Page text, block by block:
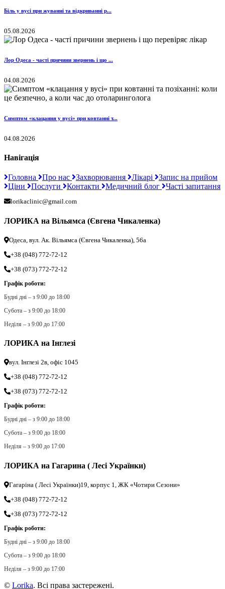
Біль у вусі при жуванні та відкриванні р...
05.08.2026
Лор Одеса - часті причини звернень і що ...
04.08.2026
Симптом «клацання у вусі» при ковтанні т...
04.08.2026
Навігація
Головна Про нас Захворювання Лікарі
Запис на прийом
Ціни
Послуги Контакти Медичний блог Часті запитання
lorikaclinic@gmail.com
ЛОРИКА на Вільямса (Євгена Чикаленка)
Одеса, вул. Ак. Вільямса (Євгена Чикаленка), 56а
+38 (048) 772-72-12
+38 (073) 772-72-12
Графік роботи:
Будні дні – з 9:00 до 18:00
Субота – з 9:00 до 18:00
Неділя – з 9:00 до 17:00
ЛОРИКА на Інглезі
вул. Інглезі 2в, офіс 1045
+38 (048) 772-72-12
+38 (073) 772-72-12
Графік роботи:
Будні дні – з 9:00 до 18:00
Субота – з 9:00 до 18:00
Неділя – з 9:00 до 17:00
ЛОРИКА на Гагарина ( Лесі Українки)
Гагаріна ( Лесі Українки)19, корпус 1, ЖК «Чотири Сезони»
+38 (048) 772-72-12
+38 (073) 772-72-12
Графік роботи:
Будні дні – з 9:00 до 18:00
Субота – з 9:00 до 18:00
Неділя – з 9:00 до 17:00
© Lorika. Всі права застережені.